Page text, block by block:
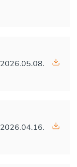
2026.05.08.
2026.04.16.